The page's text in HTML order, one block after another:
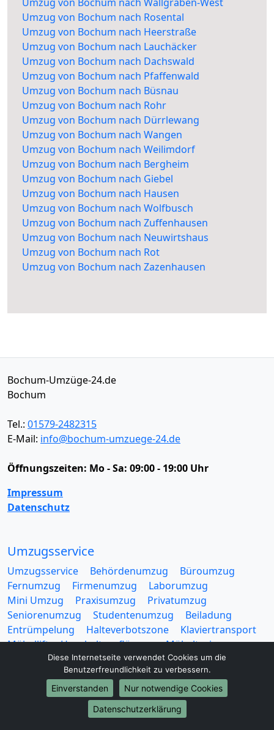
Umzug von Bochum nach Rosental
Umzug von Bochum nach Heerstraße
Umzug von Bochum nach Lauchäcker
Umzug von Bochum nach Dachswald
Umzug von Bochum nach Pfaffenwald
Umzug von Bochum nach Büsnau
Umzug von Bochum nach Rohr
Umzug von Bochum nach Dürrlewang
Umzug von Bochum nach Wangen
Umzug von Bochum nach Weilimdorf
Umzug von Bochum nach Bergheim
Umzug von Bochum nach Giebel
Umzug von Bochum nach Hausen
Umzug von Bochum nach Wolfbusch
Umzug von Bochum nach Zuffenhausen
Umzug von Bochum nach Neuwirtshaus
Umzug von Bochum nach Rot
Umzug von Bochum nach Zazenhausen
Bochum-Umzüge-24.de
Bochum
Tel.: 01579-2482315
E-Mail: info@bochum-umzuege-24.de
Öffnungszeiten: Mo - Sa: 09:00 - 19:00 Uhr
Impressum
Datenschutz
Umzugsservice
Umzugsservice Behördenumzug
Büroumzug
Fernumzug
Firmenumzug
Laborumzug
Mini Umzug
Praxisumzug
Privatumzug
Seniorenumzug
Studentenumzug
Beiladung
Entrümpelung
Halteverbotszone
Klaviertransport
Möbellift
Haushaltsauflösung
Möbeltaxi
Möbelmitfahrzentrale
Umzugskartons
Diese Internetseite verwendet Cookies um die
Benutzerfreundlichkeit zu verbessern.
Einverstanden
Nur notwendige Cookies
Datenschutzerklärung